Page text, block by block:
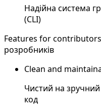
Надійна система
(CLI)
Features for
розробників
Clean and
Чистий на
код